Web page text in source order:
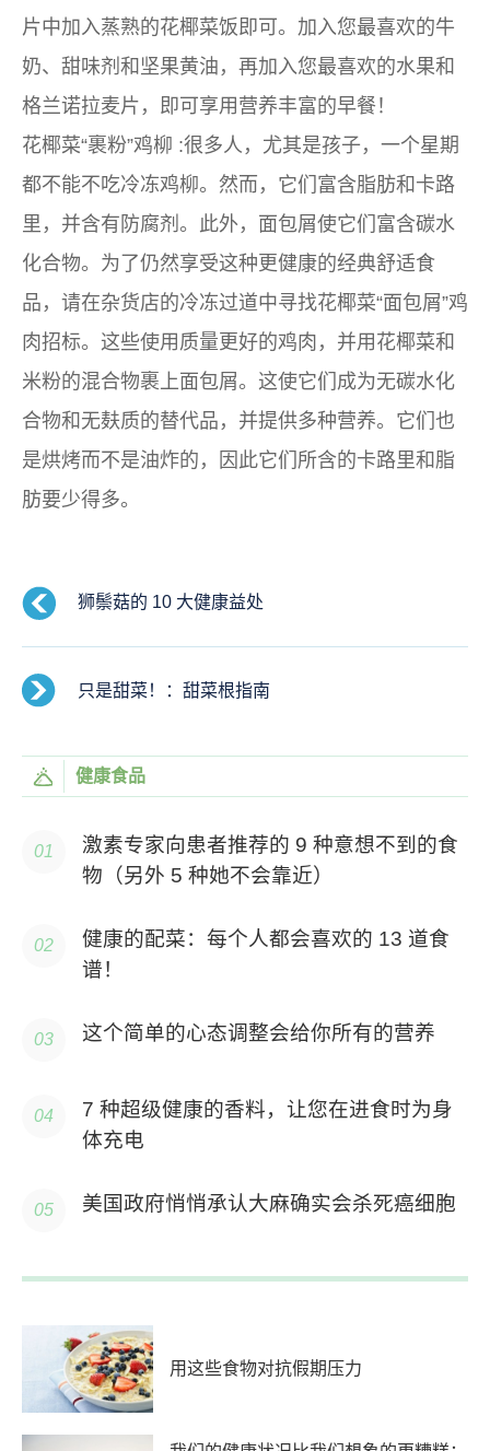
片中加入蒸熟的花椰菜饭即可。加入您最喜欢的牛
奶、甜味剂和坚果黄油，再加入您最喜欢的水果和
格兰诺拉麦片，即可享用营养丰富的早餐！
花椰菜“裹粉”鸡柳 :很多人，尤其是孩子，一个星期
都不能不吃冷冻鸡柳。然而，它们富含脂肪和卡路
里，并含有防腐剂。此外，面包屑使它们富含碳水
化合物。为了仍然享受这种更健康的经典舒适食
品，请在杂货店的冷冻过道中寻找花椰菜“面包屑”鸡
肉招标。这些使用质量更好的鸡肉，并用花椰菜和
米粉的混合物裹上面包屑。这使它们成为无碳水化
合物和无麸质的替代品，并提供多种营养。它们也
是烘烤而不是油炸的，因此它们所含的卡路里和脂
肪要少得多。
狮鬃菇的 10 大健康益处
只是甜菜！：甜菜根指南
健康食品
激素专家向患者推荐的 9 种意想不到的食
物（另外 5 种她不会靠近）
健康的配菜：每个人都会喜欢的 13 道食
谱！
这个简单的心态调整会给你所有的营养
7 种超级健康的香料，让您在进食时为身
体充电
美国政府悄悄承认大麻确实会杀死癌细胞
用这些食物对抗假期压力